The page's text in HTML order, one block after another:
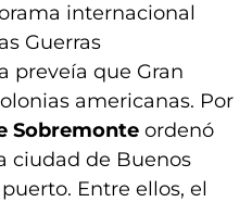
internacional
Guerras
preveía que Gran
americanas. Por
Sobremonte ordenó
ciudad de Buenos
Entre ellos, el